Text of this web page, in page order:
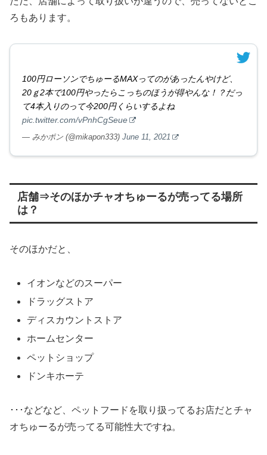
ろもあります。
100円ローソンでちゅーるMAXってのがあったんやけど、
20ｇ2本で100円やったらこっちのほうが得やんな！？だっ
て4本入りのって今200円くらいするよね
pic.twitter.com/vPnhCgSeue
— みかポン (@mikapon333) June 11, 2021
店舗⇒そのほかチャオちゅーるが売ってる場所
は？
そのほかだと、
イオンなどのスーパー
ドラッグストア
ディスカウントストア
ホームセンター
ペットショップ
ドンキホーテ
･･･などなど、ペットフードを取り扱ってるお店だとチャ
オちゅーるが売ってる可能性大ですね。